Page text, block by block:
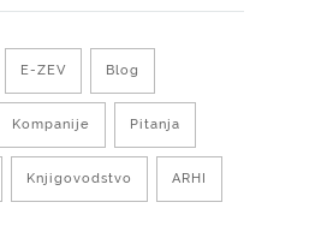
E-ZEV Blog
Kompanije Pitanja
Knjigovodstvo ARHI